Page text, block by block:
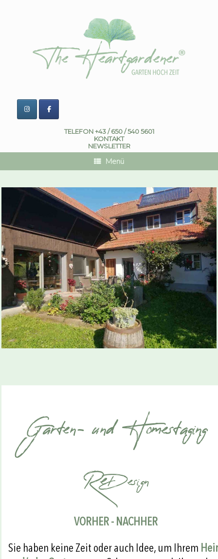
TELEFON +43 / 650 / 540 5601
KONTAKT
NEWSLETTER
Menü
Garten- und Homestaging
ReDesign
VORHER - NACHHER
Sie haben keine Zeit oder auch Idee, um Ihrem